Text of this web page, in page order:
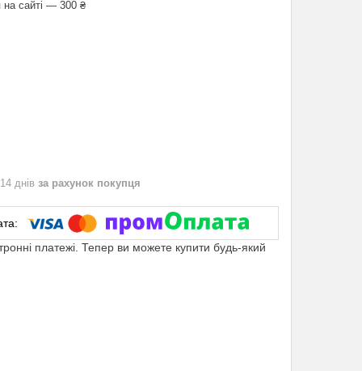
на сайті — 300 ₴
днів за рахунок покупця
платежі. Тепер ви можете купити будь-який